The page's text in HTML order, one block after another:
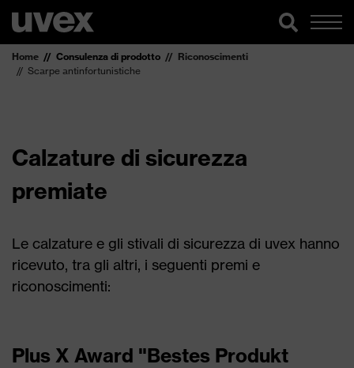
Home Consulenza di prodotto
Riconoscimenti
Scarpe antinfortunistiche
Calzature di sicurezza
premiate
Le calzature e gli stivali di sicurezza di uvex hanno
ricevuto, tra gli altri, i seguenti premi e
riconoscimenti:
Plus X Award "Bestes Produkt